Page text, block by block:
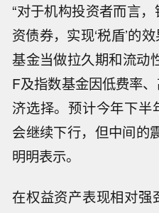
“对于机构投资者而言
资债券，实现‘税盾’的
基金当做拉久期和流动
F及指数基金因低费率
济选择。预计今年下
会继续下行，但中间的
明明表示。
在权益资产表现相对强